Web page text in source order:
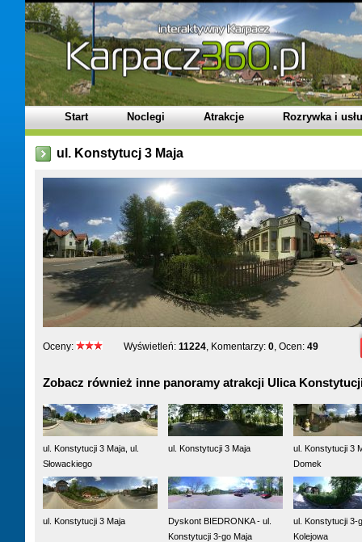
Start Noclegi Atrakcje Rozrywka i
ul. Konstytucj 3 Maja
Oceny: Wyświetleń: 11224, Komentarzy: 0, Ocen: 49
Zobacz również inne panoramy atrakcji Ulica
ul. Konstytucji 3 Maja, ul.
Słowackiego
ul. Konstytucji 3 Maja
ul. Konstytucji 3
Domek
ul. Konstytucji 3 Maja
Dyskont BIEDRONKA - ul.
Konstytucji 3-go Maja
ul. Konstytucji 3-
Kolejowa